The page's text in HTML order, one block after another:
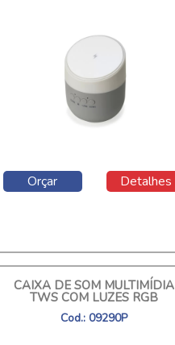
Orçar Detalhes
CAIXA DE SOM MULTIMÍDIA
TWS COM LUZES RGB
Cod.: 09290P